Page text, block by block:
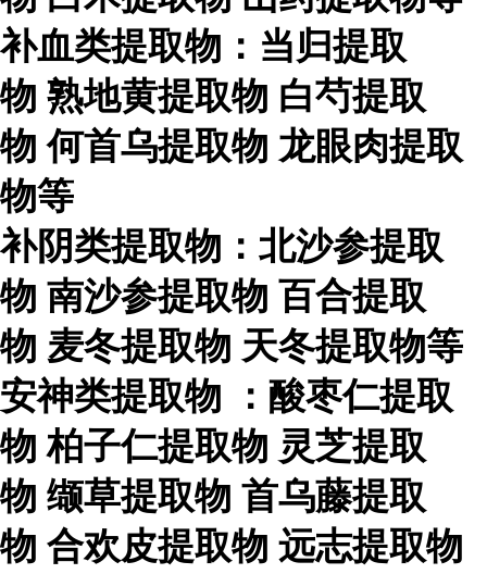
补血类提取物：当归提取
物 熟地黄提取物 白芍提取
物 何首乌提取物 龙眼肉提取
物等
补阴类提取物：北沙参提取
物 南沙参提取物 百合提取
物 麦冬提取物 天冬提取物等
安神类提取物
：酸枣仁提取
物 柏子仁提取物 灵芝提取
物 缬草提取物 首乌藤提取
物 合欢皮提取物 远志提取物